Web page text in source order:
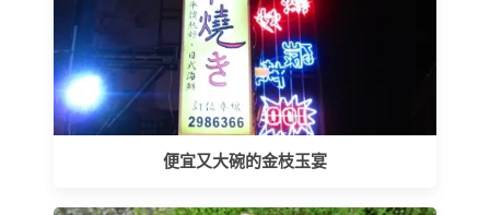
便宜又大碗的金枝玉宴